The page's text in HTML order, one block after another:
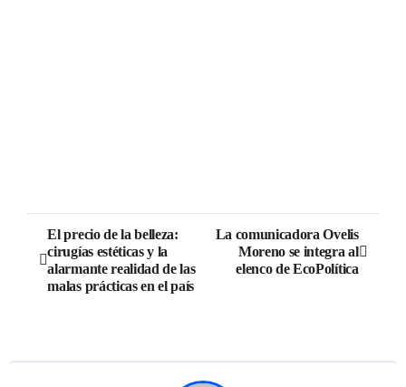
El precio de la belleza:
cirugías estéticas y la
alarmante realidad de las
malas prácticas en el país
La comunicadora Ovelis
Moreno se integra al
elenco de EcoPolítica